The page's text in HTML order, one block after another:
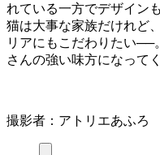
れている一方でデザイン
猫は大事な家族だけれど
リアにもこだわりたい──
さんの強い味方になって
撮影者：アトリエあふ